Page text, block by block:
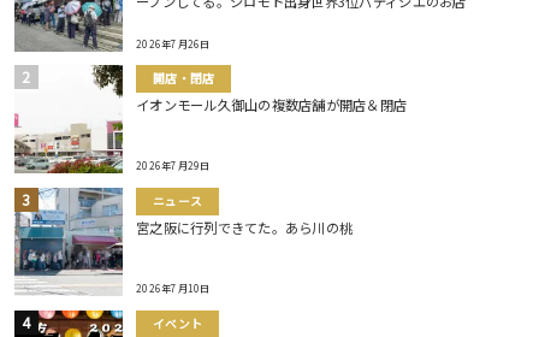
2026年7月26日
開店・閉店
イオンモール久御山の複数店舗が開店＆閉店
2026年7月29日
ニュース
宮之阪に行列できてた。あら川の桃
2026年7月10日
イベント